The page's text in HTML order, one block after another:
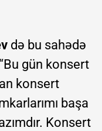
də bu sahədə
gün konsert
konsert
başa
Konsert